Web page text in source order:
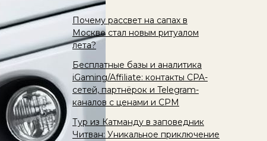
Почему рассвет на сапах в
Москве стал новым ритуалом
лета?
Бесплатные базы и аналитика
iGaming/Affiliate: контакты CPA-
сетей, партнёрок и Telegram-
каналов с ценами и CPM
Тур из Катманду в заповедник
Читван: Уникальное приключение